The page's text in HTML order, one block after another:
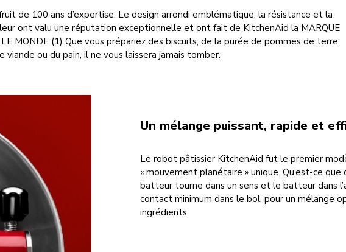
de 100 ans d’expertise. Le design arrondi emblématique, la résistance et la
ont valu une réputation exceptionnelle et ont fait de KitchenAid la MARQUE
LE MONDE (1) Que vous prépariez des biscuits, de la purée de pommes de terre,
viande ou du pain, il ne vous laissera jamais tomber.
Un mélange puissant, rapide et
Le robot pâtissier KitchenAid fut le premier
« mouvement planétaire » unique. Qu’est-ce que
batteur tourne dans un sens et le batteur dans
contact minimum dans le bol, pour un mélange
ingrédients.